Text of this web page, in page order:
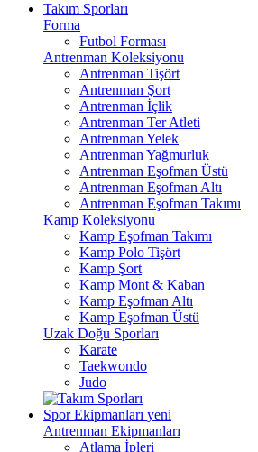
Takım Sporları
Forma
Futbol Forması
Antrenman Koleksiyonu
Antrenman Tişört
Antrenman Şort
Antrenman İçlik
Antrenman Ter Atleti
Antrenman Yelek
Antrenman Yağmurluk
Antrenman Eşofman Üstü
Antrenman Eşofman Altı
Antrenman Eşofman Takımı
Kamp Koleksiyonu
Kamp Eşofman Takımı
Kamp Polo Tişört
Kamp Şort
Kamp Mont & Kaban
Kamp Eşofman Altı
Kamp Eşofman Üstü
Uzak Doğu Sporları
Karate
Taekwondo
Judo
Spor Ekipmanları yeni
Antrenman Ekipmanları
Atlama İpleri